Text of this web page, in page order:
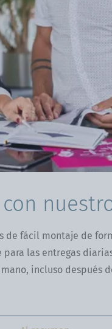
de fácil montaje de
las entregas
incluso después